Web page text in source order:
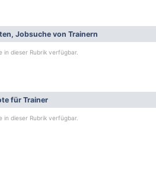
Jobsuche von Trainern
in dieser Rubrik verfügbar.
für Trainer
in dieser Rubrik verfügbar.